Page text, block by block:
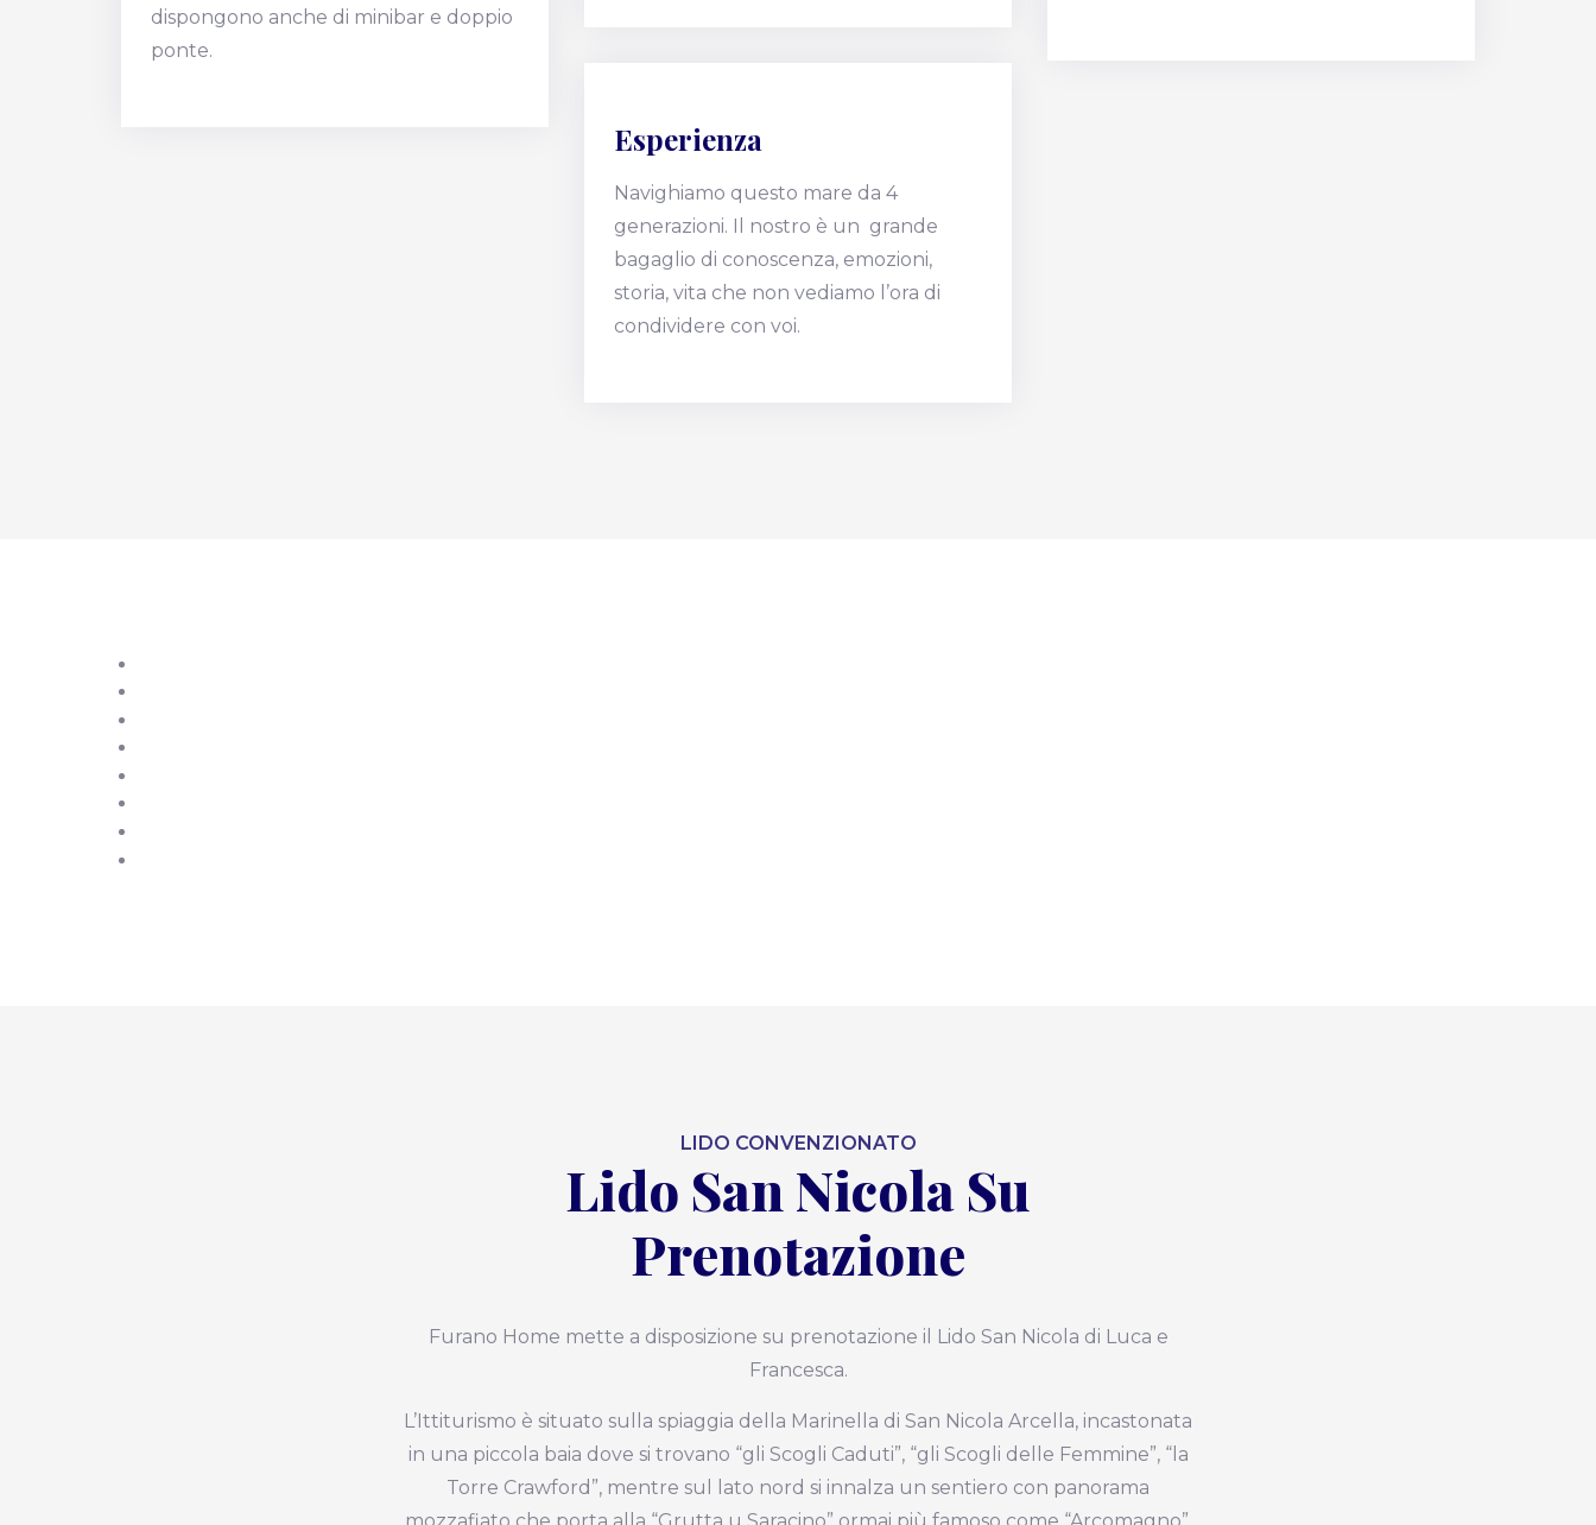
dispongono anche di minibar e doppio
ponte.
Esperienza
Navighiamo questo mare da 4
generazioni. Il nostro è un grande
bagaglio di conoscenza, emozioni,
storia, vita che non vediamo l’ora di
condividere con voi.
LIDO CONVENZIONATO
Lido San Nicola Su
Prenotazione
Furano Home mette a disposizione su prenotazione il Lido San Nicola di Luca e
Francesca.
L’Ittiturismo è situato sulla spiaggia della Marinella di San Nicola Arcella, incastonata
in una piccola baia dove si trovano “gli Scogli Caduti”, “gli Scogli delle Femmine”, “la
Torre Crawford”, mentre sul lato nord si innalza un sentiero con panorama